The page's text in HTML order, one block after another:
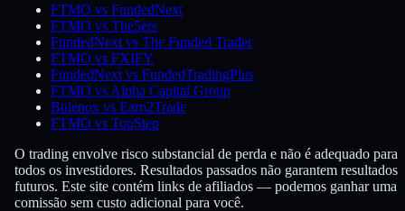
FTMO vs FundedNext
FTMO vs The5ers
FundedNext vs The Funded Trader
FTMO vs FXIFY
FundedNext vs FundedTradingPlus
FTMO vs Alpha Capital Group
Bulenox vs Earn2Trade
FTMO vs TopStep
O trading envolve risco substancial de perda e não é adequado para
todos os investidores. Resultados passados não garantem resultados
futuros. Este site contém links de afiliados — podemos ganhar uma
comissão sem custo adicional para você.